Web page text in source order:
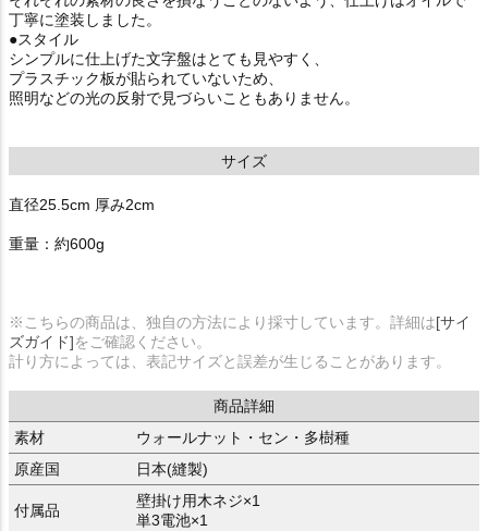
丁寧に塗装しました。
●スタイル
シンプルに仕上げた文字盤はとても見やすく、
プラスチック板が貼られていないため、
照明などの光の反射で見づらいこともありません。
サイズ
直径25.5cm 厚み2cm
重量：約600g
※こちらの商品は、独自の方法により採寸しています。詳細は[サイ
ズガイド]をご確認ください。
計り方によっては、表記サイズと誤差が生じることがあります。
商品詳細
素材
ウォールナット・セン・多樹種
原産国
日本(縫製)
付属品
壁掛け用木ネジ×1
単3電池×1